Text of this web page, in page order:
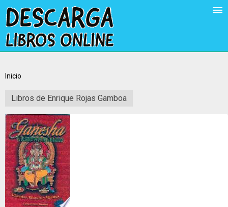
Inicio
Libros de Enrique Rojas Gamboa